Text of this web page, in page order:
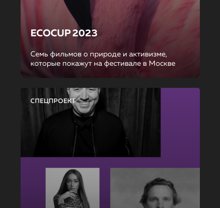
ECOCUP 2023
Семь фильмов о природе и активизме,
которые покажут на фестивале в Москве
СПЕЦПРОЕКТ